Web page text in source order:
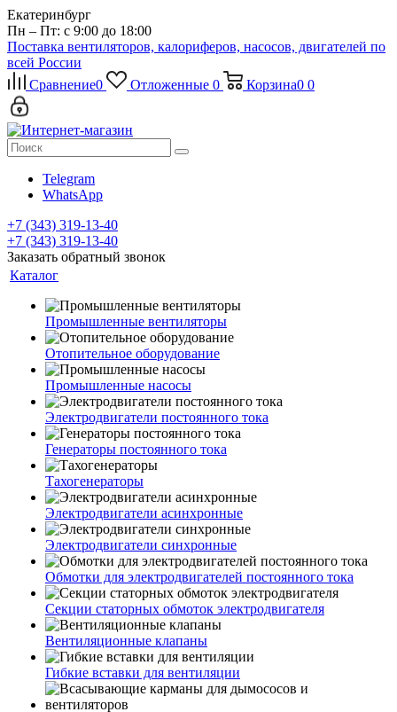
Екатеринбург
Пн – Пт: с 9:00 до 18:00
Поставка вентиляторов, калориферов, насосов, двигателей по
всей России
Сравнение0 Отложенные 0 Корзина0 0
Telegram
WhatsApp
+7 (343) 319-13-40
+7 (343) 319-13-40
Заказать обратный звонок
Каталог
Промышленные вентиляторы
Отопительное оборудование
Промышленные насосы
Электродвигатели постоянного тока
Генераторы постоянного тока
Тахогенераторы
Электродвигатели асинхронные
Электродвигатели синхронные
Обмотки для электродвигателей постоянного тока
Секции статорных обмоток электродвигателя
Вентиляционные клапаны
Гибкие вставки для вентиляции